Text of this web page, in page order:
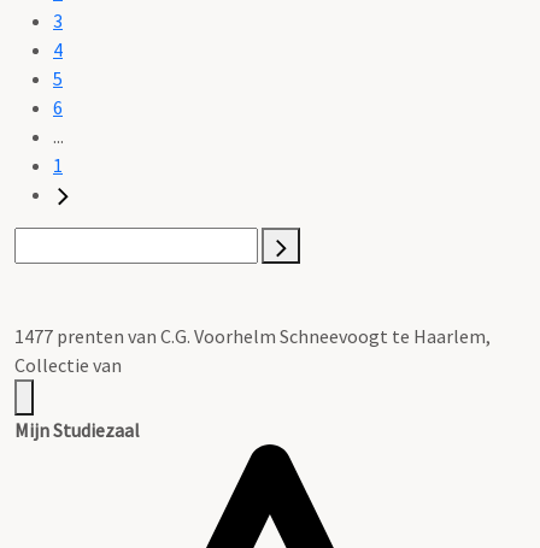
3
4
5
6
...
1
1477 prenten van C.G. Voorhelm Schneevoogt te Haarlem,
Collectie van
Mijn Studiezaal